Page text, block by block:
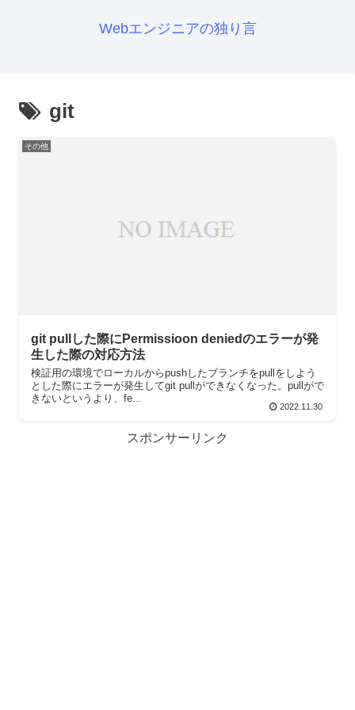
Webエンジニアの独り言
git
その他
git pullした際にPermissioon deniedのエラーが発
生した際の対応方法
検証用の環境でローカルからpushしたブランチをpullをしよう
とした際にエラーが発生してgit pullができなくなった。pullがで
きないというより、fe...
2022.11.30
スポンサーリンク